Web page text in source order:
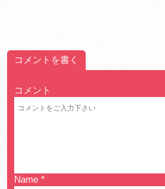
コメントを書く
コメント
Name *